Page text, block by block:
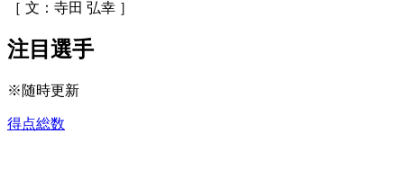
［ 文：寺田 弘幸 ］
注目選手
※随時更新
得点総数